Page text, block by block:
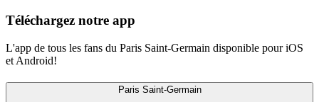
Téléchargez notre app
L'app de tous les fans du Paris Saint-Germain disponible pour iOS
et Android!
Paris Saint-Germain